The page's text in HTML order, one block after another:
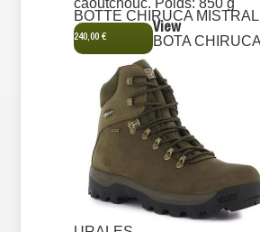
caoutchouc. Poids: 850 g
BOTTE CHIRUCA MISTRAL
240,00 €
View
BOTA CHIRUCA